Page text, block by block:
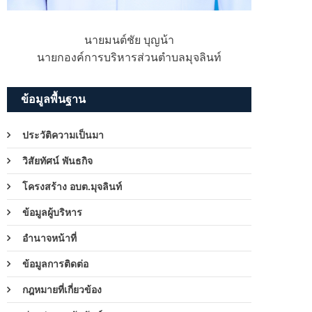
นายมนต์ชัย บุญน้า
นายกองค์การบริหารส่วนตำบลมุจลินท์
ข้อมูลพื้นฐาน
ประวัติความเป็นมา
วิสัยทัศน์ พันธกิจ
โครงสร้าง อบต.มุจลินท์
ข้อมูลผู้บริหาร
อำนาจหน้าที่
ข้อมูลการติดต่อ
กฎหมายที่เกี่ยวข้อง